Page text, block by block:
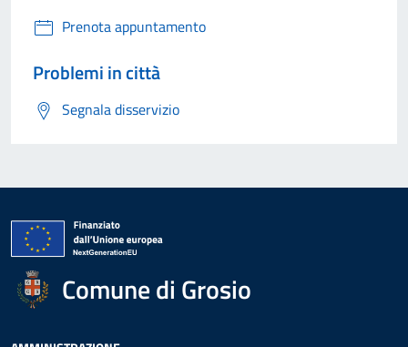
Prenota appuntamento
Problemi in città
Segnala disservizio
Comune di Grosio